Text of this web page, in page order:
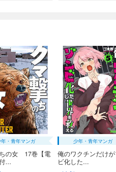
・青年マンガ
の女 17巻【電
...
少年・青年マンガ
俺のワクチンだけ
ビ化した...